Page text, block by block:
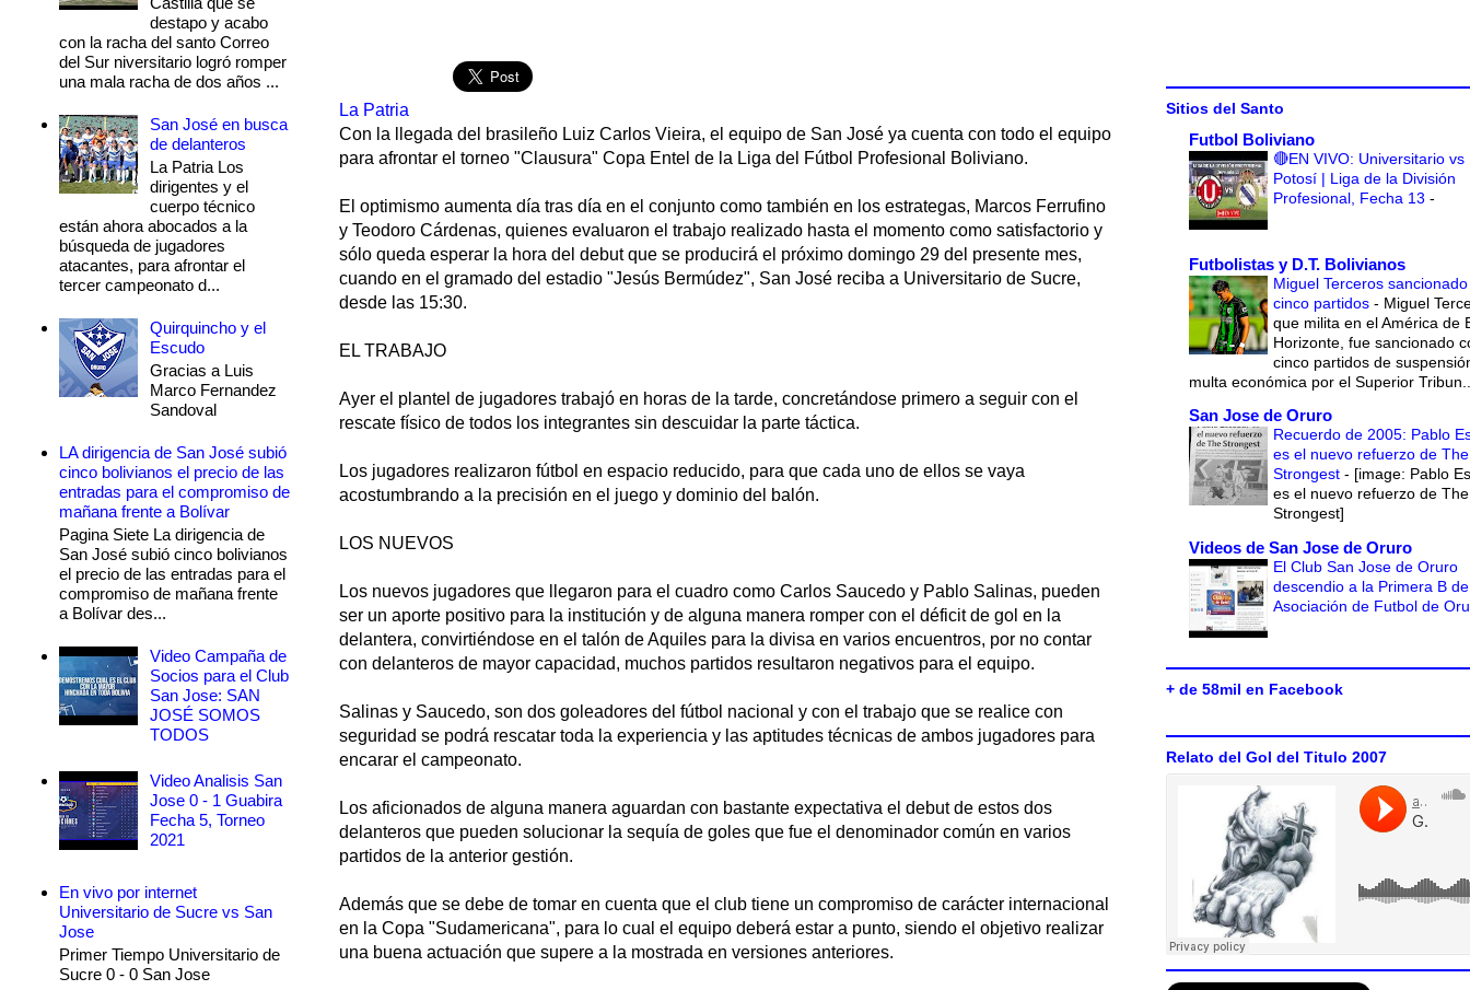
La Patria
Con la llegada del brasileño Luiz Carlos Vieira, el equipo de San José ya cuenta con todo el equipo
para afrontar el torneo "Clausura" Copa Entel de la Liga del Fútbol Profesional Boliviano.
El optimismo aumenta día tras día en el conjunto como también en los estrategas, Marcos Ferrufino
y Teodoro Cárdenas, quienes evaluaron el trabajo realizado hasta el momento como satisfactorio y
sólo queda esperar la hora del debut que se producirá el próximo domingo 29 del presente mes,
cuando en el gramado del estadio "Jesús Bermúdez", San José reciba a Universitario de Sucre,
desde las 15:30.
EL TRABAJO
Ayer el plantel de jugadores trabajó en horas de la tarde, concretándose primero a seguir con el
rescate físico de todos los integrantes sin descuidar la parte táctica.
Los jugadores realizaron fútbol en espacio reducido, para que cada uno de ellos se vaya
acostumbrando a la precisión en el juego y dominio del balón.
LOS NUEVOS
Los nuevos jugadores que llegaron para el cuadro como Carlos Saucedo y Pablo Salinas, pueden
ser un aporte positivo para la institución y de alguna manera romper con el déficit de gol en la
delantera, convirtiéndose en el talón de Aquiles para la divisa en varios encuentros, por no contar
con delanteros de mayor capacidad, muchos partidos resultaron negativos para el equipo.
Salinas y Saucedo, son dos goleadores del fútbol nacional y con el trabajo que se realice con
seguridad se podrá rescatar toda la experiencia y las aptitudes técnicas de ambos jugadores para
encarar el campeonato.
Los aficionados de alguna manera aguardan con bastante expectativa el debut de estos dos
delanteros que pueden solucionar la sequía de goles que fue el denominador común en varios
partidos de la anterior gestión.
Además que se debe de tomar en cuenta que el club tiene un compromiso de carácter internacional
en la Copa "Sudamericana", para lo cual el equipo deberá estar a punto, siendo el objetivo realizar
una buena actuación que supere a la mostrada en versiones anteriores.
destapo y acabo
con la racha del santo Correo
del Sur niversitario logró romper
una mala racha de dos años ...
San José en busca
de delanteros
La Patria Los
dirigentes y el
cuerpo técnico
están ahora abocados a la
búsqueda de jugadores
atacantes, para afrontar el
tercer campeonato d...
Quirquincho y el
Escudo
Gracias a Luis
Marco Fernandez
Sandoval
LA dirigencia de San José subió
cinco bolivianos el precio de las
entradas para el compromiso de
mañana frente a Bolívar
Pagina Siete La dirigencia de
San José subió cinco bolivianos
el precio de las entradas para el
compromiso de mañana frente
a Bolívar des...
Video Campaña de
Socios para el Club
San Jose: SAN
JOSÉ SOMOS
TODOS
Video Analisis San
Jose 0 - 1 Guabira
Fecha 5, Torneo
2021
En vivo por internet
Universitario de Sucre vs San
Jose
Primer Tiempo Universitario de
Sucre 0 - 0 San Jose
Sitios del Santo
Futbol Boliviano
🔴EN VIVO: Universitario vs
Potosí | Liga de la División
Profesional, Fecha 13 -
Futbolistas y D.T. Bolivianos
Miguel Terceros
cinco partidos - Miguel
que milita en el América de
Horizonte, fue sancionado
cinco partidos de
multa económica por el Superior
San Jose de Oruro
Recuerdo de 2005: Pablo
es el nuevo refuerzo de The
Strongest - [image: Pablo
es el nuevo refuerzo de The
Strongest]
Videos de San Jose de Oruro
El Club San Jose de Oruro
descendio a la Primera B
Asociación de Futbol de
+ de 58mil en Facebook
Relato del Gol del Titulo 2007